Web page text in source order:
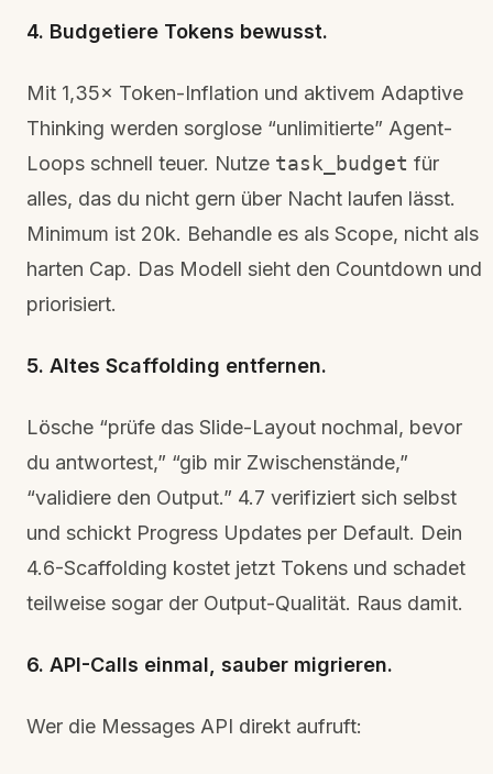
4. Budgetiere Tokens bewusst.
Mit 1,35× Token-Inflation und aktivem Adaptive
Thinking werden sorglose “unlimitierte” Agent-
Loops schnell teuer. Nutze task_budget für
alles, das du nicht gern über Nacht laufen lässt.
Minimum ist 20k. Behandle es als Scope, nicht als
harten Cap. Das Modell sieht den Countdown und
priorisiert.
5. Altes Scaffolding entfernen.
Lösche “prüfe das Slide-Layout nochmal, bevor
du antwortest,” “gib mir Zwischenstände,”
“validiere den Output.” 4.7 verifiziert sich selbst
und schickt Progress Updates per Default. Dein
4.6-Scaffolding kostet jetzt Tokens und schadet
teilweise sogar der Output-Qualität. Raus damit.
6. API-Calls einmal, sauber migrieren.
Wer die Messages API direkt aufruft: